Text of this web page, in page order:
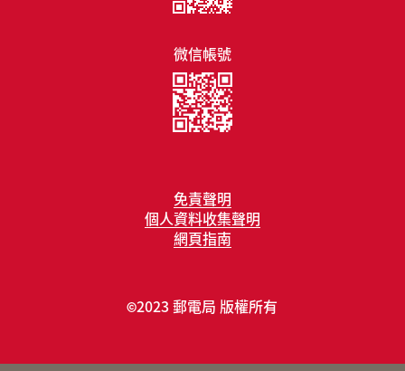
免責聲明
個人資料收集聲明
網頁指南
微信帳號
©2023 郵電局 版權所有